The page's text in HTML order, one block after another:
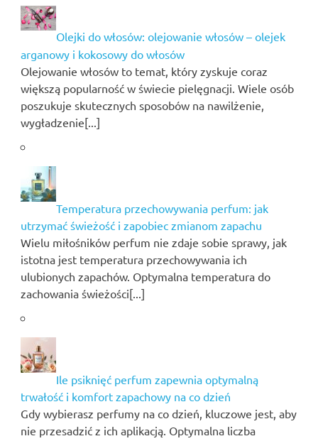
Olejki do włosów: olejowanie włosów – olejek
arganowy i kokosowy do włosów
Olejowanie włosów to temat, który zyskuje coraz
większą popularność w świecie pielęgnacji. Wiele osób
poszukuje skutecznych sposobów na nawilżenie,
wygładzenie[...]
Temperatura przechowywania perfum: jak
utrzymać świeżość i zapobiec zmianom zapachu
Wielu miłośników perfum nie zdaje sobie sprawy, jak
istotna jest temperatura przechowywania ich
ulubionych zapachów. Optymalna temperatura do
zachowania świeżości[...]
Ile psiknięć perfum zapewnia optymalną
trwałość i komfort zapachowy na co dzień
Gdy wybierasz perfumy na co dzień, kluczowe jest, aby
nie przesadzić z ich aplikacją. Optymalna liczba